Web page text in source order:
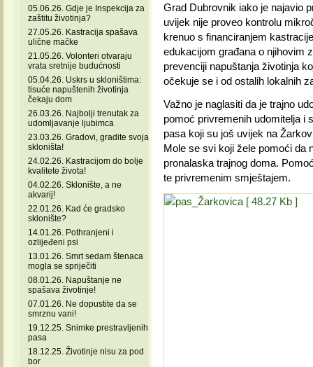
05.06.26. Gdje je Inspekcija za
zaštitu životinja?
27.05.26. Kastracija spašava
ulične mačke
21.05.26. Volonteri otvaraju
vrata sretnije budućnosti
05.04.26. Uskrs u skloništima:
tisuće napuštenih životinja
čekaju dom
26.03.26. Najbolji trenutak za
udomljavanje ljubimca
23.03.26. Gradovi, gradite svoja
skloništa!
24.02.26. Kastracijom do bolje
kvalitete života!
04.02.26. Sklonište, a ne
akvarij!
22.01.26. Kad će gradsko
sklonište?
14.01.26. Pothranjeni i
ozlijeđeni psi
13.01.26. Smrt sedam štenaca
mogla se spriječiti
08.01.26. Napuštanje ne
spašava životinje!
07.01.26. Ne dopustite da se
smrznu vani!
19.12.25. Snimke prestravljenih
pasa
18.12.25. Životinje nisu za pod
bor
Grad Dubrovnik iako je najavio
uvijek nije proveo kontrolu
krenuo s financiranjem
edukacijom građana o njihovim
prevenciji napuštanja životinja
očekuje se i od ostalih lokalnih
Važno je naglasiti da je trajno
pomoć privremenih udomitelja i
pasa koji su još uvijek na
Mole se svi koji žele pomoći da
pronalaska trajnog doma.
te privremenim smještajem.